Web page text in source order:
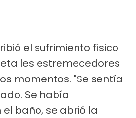
el sufrimiento físico
estremecedores
momentos. "Se sentía
Se había
baño, se abrió la